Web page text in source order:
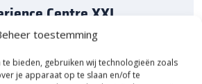
toestemming
bieden, gebruiken wij technologieën zoals
je apparaat op te slaan en/of te
Centre XXL
assortiment vind je in het